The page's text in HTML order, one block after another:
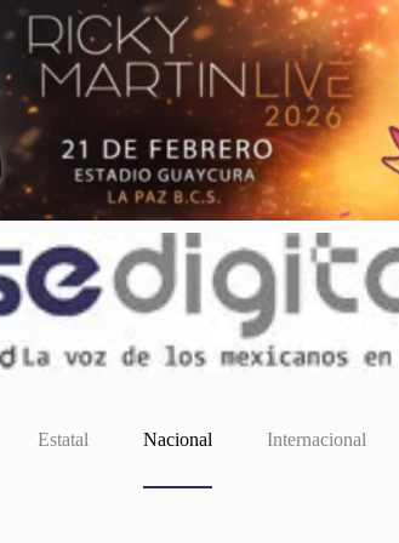
Estatal Nacional Internacional